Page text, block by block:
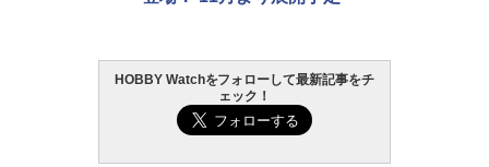
HOBBY Watchをフォローして最新記事をチ
ェック！